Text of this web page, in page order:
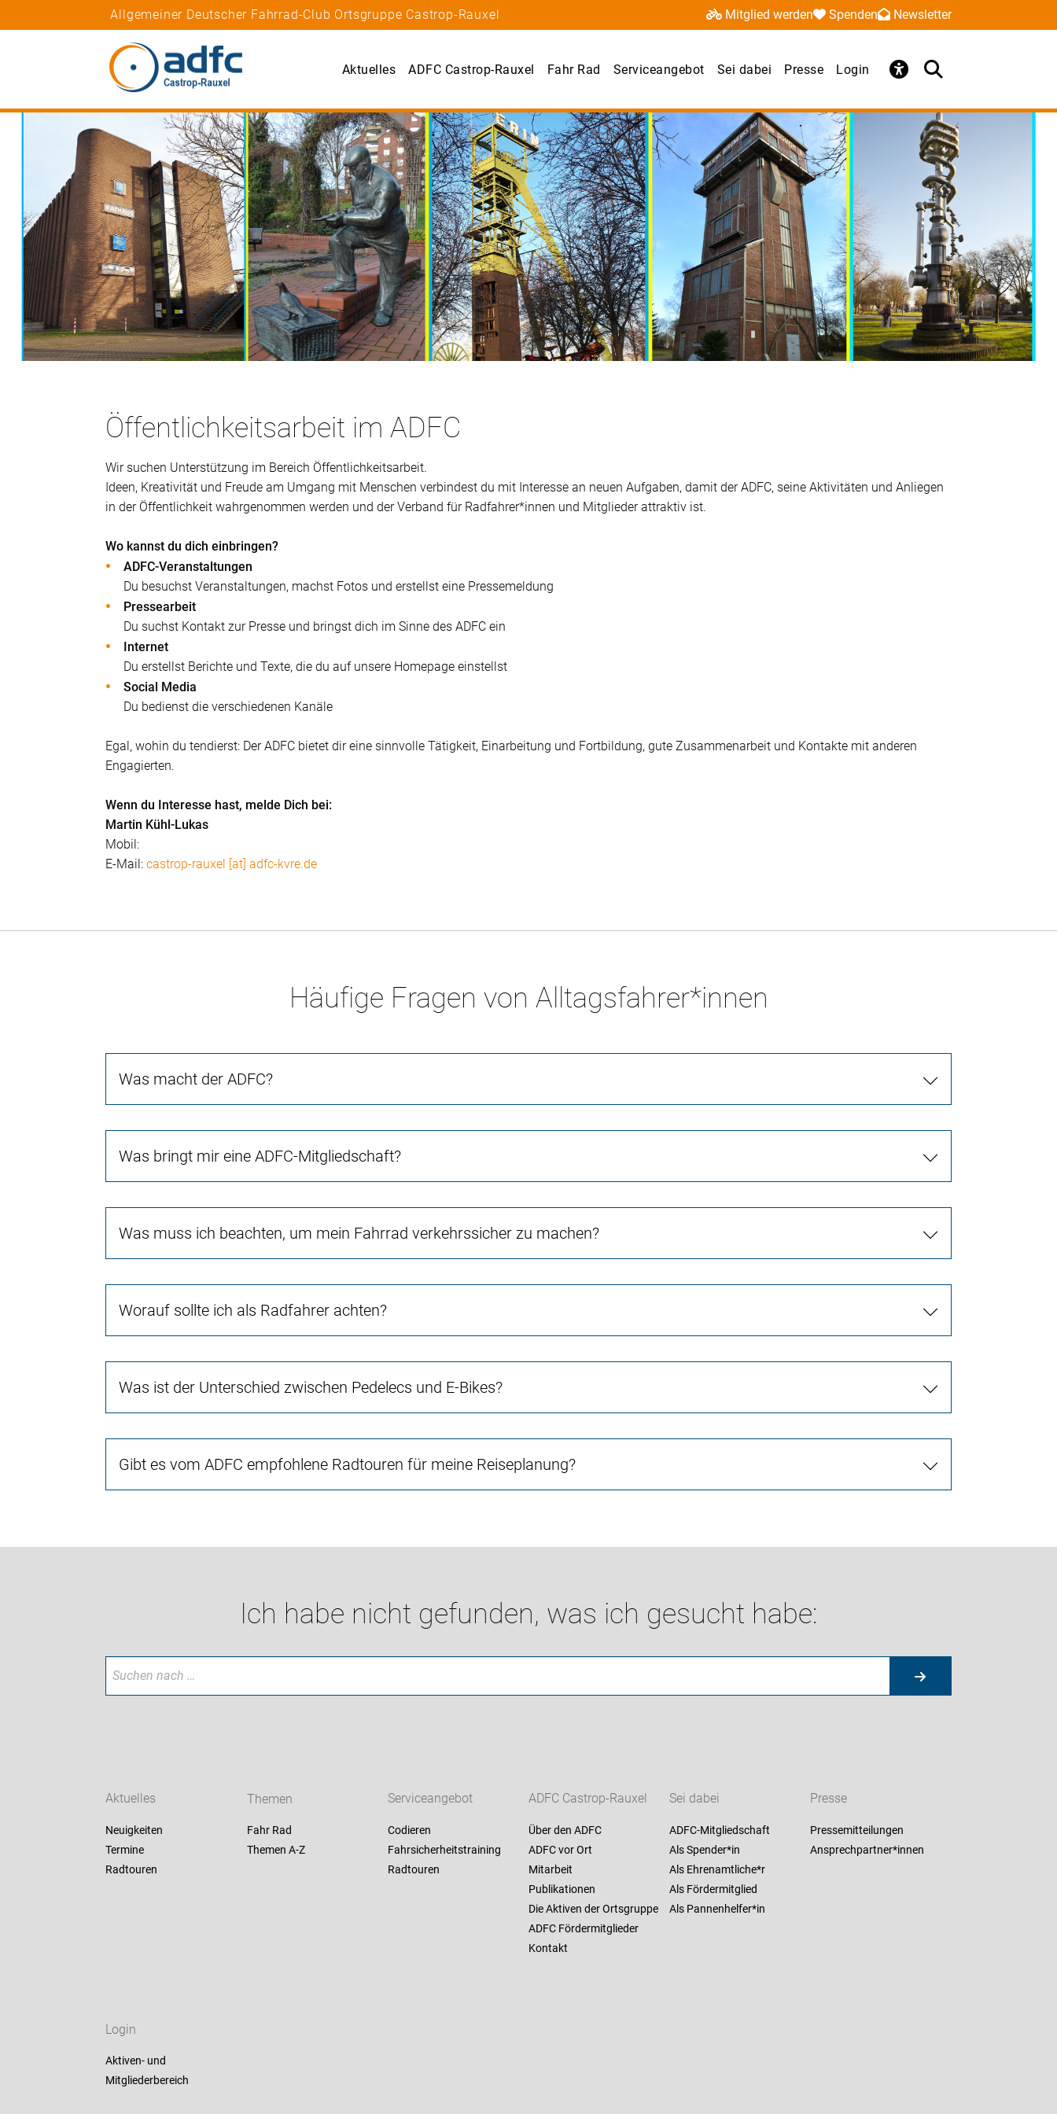
Allgemeiner Deutscher Fahrrad-Club Ortsgruppe Castrop-Rauxel Mitglied werden Spenden Newsletter
Aktuelles ADFC Castrop-Rauxel Fahr Rad Serviceangebot Sei dabei Presse Login
Öffentlichkeitsarbeit im ADFC
Wir suchen Unterstützung im Bereich Öffentlichkeitsarbeit.
Ideen, Kreativität und Freude am Umgang mit Menschen verbindest du mit Interesse an neuen Aufgaben, damit der ADFC, seine Aktivitäten und Anliegen
in der Öffentlichkeit wahrgenommen werden und der Verband für Radfahrer*innen und Mitglieder attraktiv ist.
Wo kannst du dich einbringen?
ADFC-Veranstaltungen
Du besuchst Veranstaltungen, machst Fotos und erstellst eine Pressemeldung
Pressearbeit
Du suchst Kontakt zur Presse und bringst dich im Sinne des ADFC ein
Internet
Du erstellst Berichte und Texte, die du auf unsere Homepage einstellst
Social Media
Du bedienst die verschiedenen Kanäle
Egal, wohin du tendierst: Der ADFC bietet dir eine sinnvolle Tätigkeit, Einarbeitung und Fortbildung, gute Zusammenarbeit und Kontakte mit anderen
Engagierten.
Wenn du Interesse hast, melde Dich bei:
Martin Kühl-Lukas
Mobil:
E-Mail:castrop-rauxel [at] adfc-kvre.de
Häufige Fragen von Alltagsfahrer*innen
Was macht der ADFC?
Was bringt mir eine ADFC-Mitgliedschaft?
Was muss ich beachten, um mein Fahrrad verkehrssicher zu machen?
Worauf sollte ich als Radfahrer achten?
Was ist der Unterschied zwischen Pedelecs und E-Bikes?
Gibt es vom ADFC empfohlene Radtouren für meine Reiseplanung?
Ich habe nicht gefunden, was ich gesucht habe:
Aktuelles
Neuigkeiten
Termine
Radtouren
Themen
Fahr Rad
Themen A-Z
Serviceangebot
Codieren
Fahrsicherheitstraining
Radtouren
ADFC Castrop-Rauxel
Über den ADFC
ADFC vor Ort
Mitarbeit
Publikationen
Die Aktiven der Ortsgruppe
ADFC Fördermitglieder
Kontakt
Sei dabei
ADFC-Mitgliedschaft
Als Spender*in
Als Ehrenamtliche*r
Als Fördermitglied
Als Pannenhelfer*in
Presse
Pressemitteilungen
Ansprechpartner*innen
Login
Aktiven- und
Mitgliederbereich